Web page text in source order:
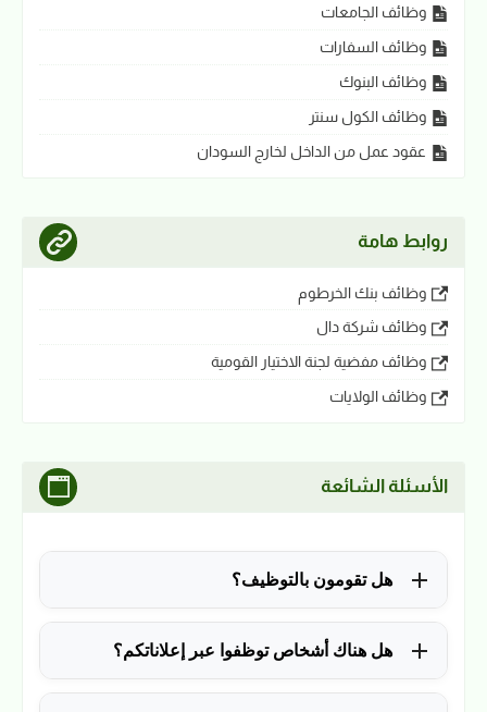
وظائف الجامعات
وظائف السفارات
وظائف البنوك
وظائف الكول سنتر
عقود عمل من الداخل لخارج السودان
روابط هامة
وظائف بنك الخرطوم
وظائف شركة دال
وظائف مفضية لجنة الاختيار القومية
وظائف الولايات
الأسئلة الشائعة
هل تقومون بالتوظيف؟
للأسف لا، في الوقت الحالي نقوم فقط بنشر الوظائف
المتاحة.هل هناك أشخاص توظفوا عبر إعلاناتكم؟
نعم ولله الحمد، منذ التأسيس في 2018 نشرنا آلاف